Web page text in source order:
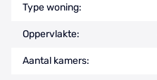
Type woning:
Oppervlakte:
Aantal kamers: